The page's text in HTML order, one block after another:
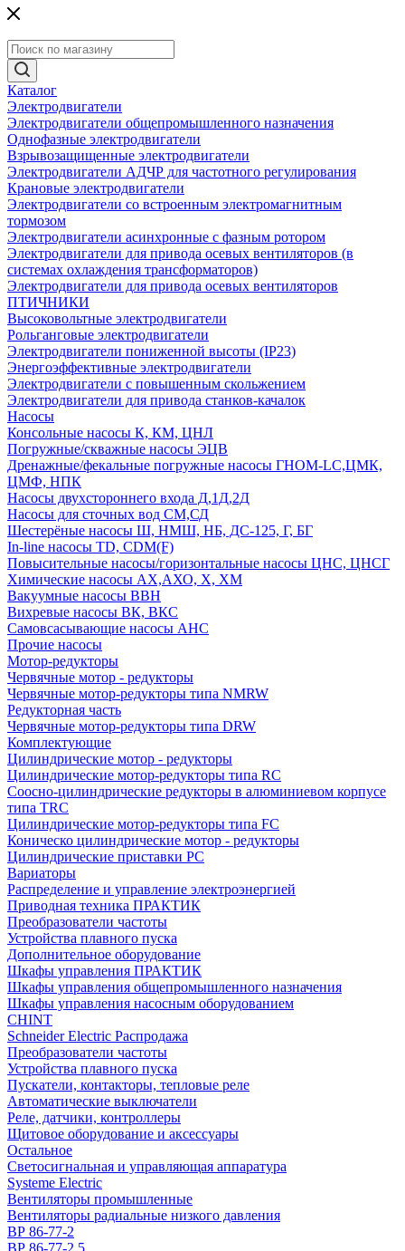
Каталог
Электродвигатели
Электродвигатели общепромышленного назначения
Однофазные электродвигатели
Взрывозащищенные электродвигатели
Электродвигатели АДЧР для частотного регулирования
Крановые электродвигатели
Электродвигатели со встроенным электромагнитным
тормозом
Электродвигатели асинхронные с фазным ротором
Электродвигатели для привода осевых вентиляторов (в
системах охлаждения трансформаторов)
Электродвигатели для привода осевых вентиляторов
ПТИЧНИКИ
Высоковольтные электродвигатели
Рольганговые электродвигатели
Электродвигатели пониженной высоты (IP23)
Энергоэффективные электродвигатели
Электродвигатели с повышенным скольжением
Электродвигатели для привода станков-качалок
Насосы
Консольные насосы К, КМ, ЦНЛ
Погружные/скважные насосы ЭЦВ
Дренажные/фекальные погружные насосы ГНОМ-LC,ЦМК,
ЦМФ, НПК
Насосы двухстороннего входа Д,1Д,2Д
Насосы для сточных вод СМ,СД
Шестерёные насосы Ш, НМШ, НБ, ДС-125, Г, БГ
In-line насосы TD, CDM(F)
Повысительные насосы/горизонтальные насосы ЦНС, ЦНСГ
Химические насосы АХ,АХО, Х, ХМ
Вакуумные насосы ВВН
Вихревые насосы ВК, ВКС
Самовсасывающие насосы АНС
Прочие насосы
Мотор-редукторы
Червячные мотор - редукторы
Червячные мотор-редукторы типа NMRW
Редукторная часть
Червячные мотор-редукторы типа DRW
Комплектующие
Цилиндрические мотор - редукторы
Цилиндрические мотор-редукторы типа RC
Соосно-цилиндрические редукторы в алюминиевом корпусе
типа TRC
Цилиндрические мотор-редукторы типа FC
Коническо цилиндрические мотор - редукторы
Цилиндрические приставки PC
Вариаторы
Распределение и управление электроэнергией
Приводная техника ПРАКТИК
Преобразователи частоты
Устройства плавного пуска
Дополнительное оборудование
Шкафы управления ПРАКТИК
Шкафы управления общепромышленного назначения
Шкафы управления насосным оборудованием
CHINT
Schneider Electric Распродажа
Преобразователи частоты
Устройства плавного пуска
Пускатели, контакторы, тепловые реле
Автоматические выключатели
Реле, датчики, контроллеры
Щитовое оборудование и аксессуары
Остальное
Светосигнальная и управляющая аппаратура
Systeme Electric
Вентиляторы промышленные
Вентиляторы радиальные низкого давления
ВР 86-77-2
ВР 86-77-2,5